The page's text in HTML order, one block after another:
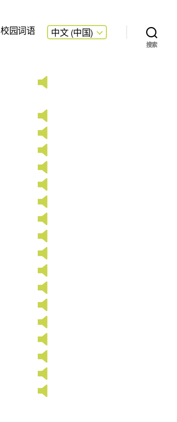
校园词语 中文 (中国)
搜索